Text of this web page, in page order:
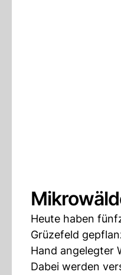
Heute haben
Grüzefeld
Hand angelegter
Dabei werden